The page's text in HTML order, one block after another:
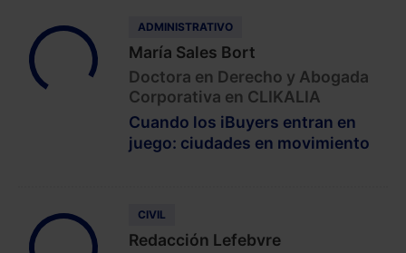
ADMINISTRATIVO
María Sales Bort
Doctora en Derecho y Abogada
Corporativa en CLIKALIA
Cuando los iBuyers entran en
juego: ciudades en movimiento
CIVIL
Redacción Lefebvre